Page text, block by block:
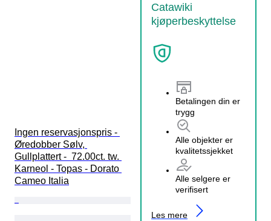
Catawiki
kjøperbeskyttelse
Betalingen din er
trygg
Alle objekter er
kvalitetssjekket
Alle selgere er
verifisert
Les mere
Ingen reservasjonspris -
Øredobber Sølv,
Gullplattert -  72.00ct. tw.
Karneol - Topas - Dorato
Cameo Italia